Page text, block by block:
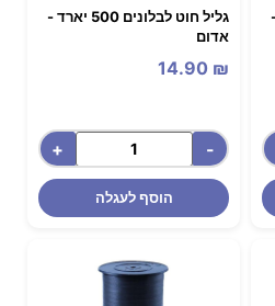
-
גליל חוט לבלונים 500 יארד -
אדום
14.90 ₪
-
+
הוסף לעגלה